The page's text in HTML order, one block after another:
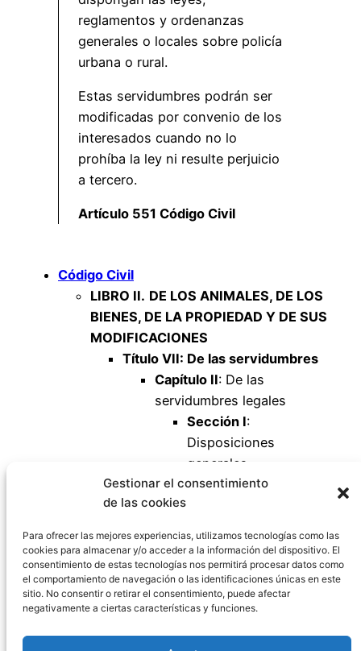
Gestionar el consentimiento
de las cookies
Para ofrecer las mejores experiencias, utilizamos tecnologías como las
cookies para almacenar y/o acceder a la información del dispositivo. El
consentimiento de estas tecnologías nos permitirá procesar datos como
el comportamiento de navegación o las identificaciones únicas en este
sitio. No consentir o retirar el consentimiento, puede afectar
negativamente a ciertas características y funciones.
reglamentos y ordenanzas
generales o locales sobre policía
urbana o rural.
Estas servidumbres podrán ser
modificadas por convenio de los
interesados cuando no lo
prohíba la ley ni resulte perjuicio
a tercero.
Artículo 551 Código Civil
Código Civil
LIBRO II. DE LOS ANIMALES, DE LOS
BIENES, DE LA PROPIEDAD Y DE SUS
MODIFICACIONES
Título VII: De las servidumbres
Capítulo II: De las
servidumbres legales
Sección I:
Disposiciones
generales
Artículo 549